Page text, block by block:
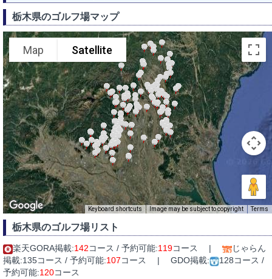
栃木県のゴルフ場マップ
Map Satellite
Keyboard shortcuts Image may be subject to copyright Terms
栃木県のゴルフ場リスト
楽天GORA掲載:142コース / 予約可能:119コース |
じゃらん
掲載:135コース / 予約可能:107コース | GDO掲載:
128コース /
予約可能:120コース